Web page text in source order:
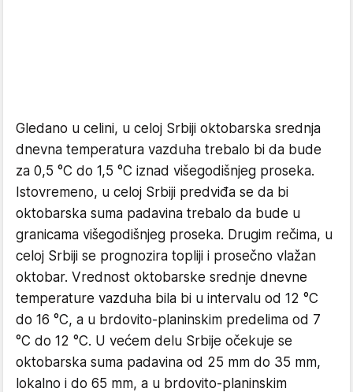
Gledano u celini, u celoj Srbiji oktobarska srednja
dnevna temperatura vazduha trebalo bi da bude
za 0,5 °C do 1,5 °C iznad višegodišnjeg proseka.
Istovremeno, u celoj Srbiji predviđa se da bi
oktobarska suma padavina trebalo da bude u
granicama višegodišnjeg proseka. Drugim rečima, u
celoj Srbiji se prognozira topliji i prosečno vlažan
oktobar. Vrednost oktobarske srednje dnevne
temperature vazduha bila bi u intervalu od 12 °C
do 16 °C, a u brdovito-planinskim predelima od 7
°C do 12 °C. U većem delu Srbije očekuje se
oktobarska suma padavina od 25 mm do 35 mm,
lokalno i do 65 mm, a u brdovito-planinskim